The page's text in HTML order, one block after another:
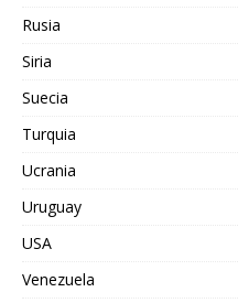
Rusia
Siria
Suecia
Turquia
Ucrania
Uruguay
USA
Venezuela